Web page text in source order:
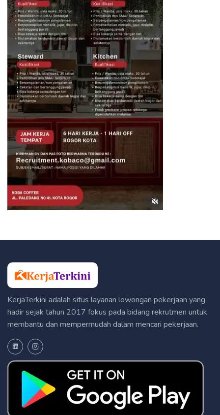
KerjaTerkini adalah situs layanan lowongan pekerjaan yang
hadir sejak tahun 2017 fokus pada bidang rekrutmen untuk
membantu dan mempermudah dalam mencari pekerjaan.